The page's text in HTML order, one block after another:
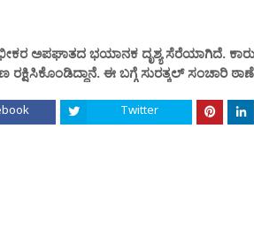
ಅಪಘಾತದ ಭಯಾನಕ ದೃಶ್ಯ ಸೆರೆಯಾಗಿದೆ. ಕಾರು
ರಕ್ಷಿಸಿಕೊಂಡಿದ್ದಾನೆ. ಈ ಬಗ್ಗೆ ಸುರತ್ಕಲ್ ಸಂಚಾರಿ
Twitter